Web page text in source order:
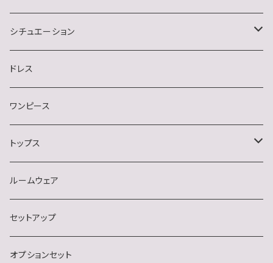
シチュエーション
キャバクラ
クラブ・ラウンジ
スナック
デート・同伴・アフター
ナイトクラブ
結婚式・二次会・フォーマル
ドレス
ワンピース
トップス
半袖
長袖
ノースリーブ
ルームウェア
セットアップ
オプションセット